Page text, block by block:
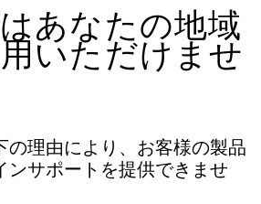
あなたの地域
いただけませ
の理由により、お客様の製品
ンサポートを提供できませ